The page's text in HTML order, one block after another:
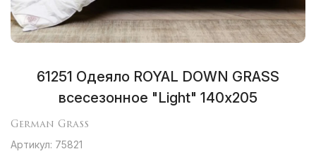
61251 Одеяло ROYAL DOWN GRASS
всесезонное "Light" 140х205
German Grass
Артикул: 75821